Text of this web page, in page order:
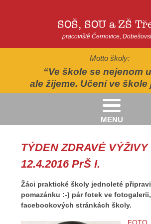
MENU
Motto školy:
Ve škole se nejenom
ale žijeme. Učení ve škole
SOŠ, SOU a ZŠ
pracoviště Černovice,
TÝDEN ZDRAVÉ VÝŽIVY
12.4.2016 PrŠ I.
Žáci praktické školy jednoleté
pomazánku :-) pár fotek ve
facebookových stránkách školy.